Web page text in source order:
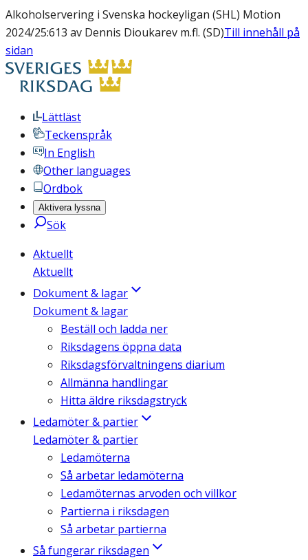
Alkoholservering i Svenska hockeyligan (SHL) Motion
2024/25:613 av Dennis Dioukarev m.fl. (SD)Till innehåll på
sidan
Lättläst
Teckenspråk
In English
Other languages
Ordbok
Aktivera lyssna
Sök
Aktuellt
Aktuellt
Dokument & lagar
Dokument & lagar
Beställ och ladda ner
Riksdagens öppna data
Riksdagsförvaltningens diarium
Allmänna handlingar
Hitta äldre riksdagstryck
Ledamöter & partier
Ledamöter & partier
Ledamöterna
Så arbetar ledamöterna
Ledamöternas arvoden och villkor
Partierna i riksdagen
Så arbetar partierna
Så fungerar riksdagen